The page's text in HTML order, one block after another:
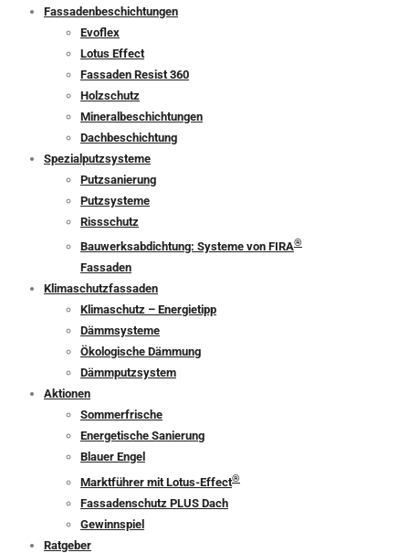
Fassadenbeschichtungen
Evoflex
Lotus Effect
Fassaden Resist 360
Holzschutz
Mineralbeschichtungen
Dachbeschichtung
Spezialputzsysteme
Putzsanierung
Putzsysteme
Rissschutz
Bauwerksabdichtung: Systeme von FIRA®
Fassaden
Klimaschutzfassaden
Klimaschutz – Energietipp
Dämmsysteme
Ökologische Dämmung
Dämmputzsystem
Aktionen
Sommerfrische
Energetische Sanierung
Blauer Engel
Marktführer mit Lotus-Effect®
Fassadenschutz PLUS Dach
Gewinnspiel
Ratgeber